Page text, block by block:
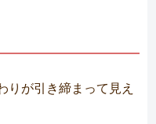
りが引き締まって見え